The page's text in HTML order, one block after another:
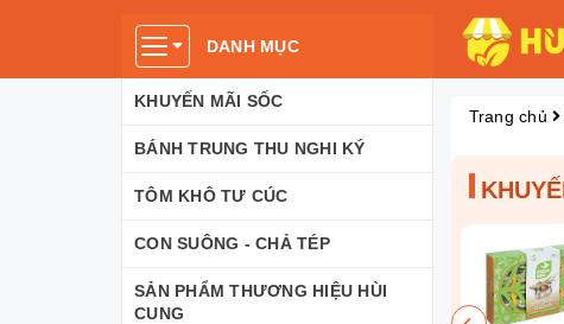
DANH MỤC
KHUYẾN MÃI SỐC
BÁNH TRUNG THU NGHI KÝ
TÔM KHÔ TƯ CÚC
CON SUÔNG - CHẢ TÉP
SẢN PHẨM THƯƠNG HIỆU HÙI
CUNG
Trang chủ